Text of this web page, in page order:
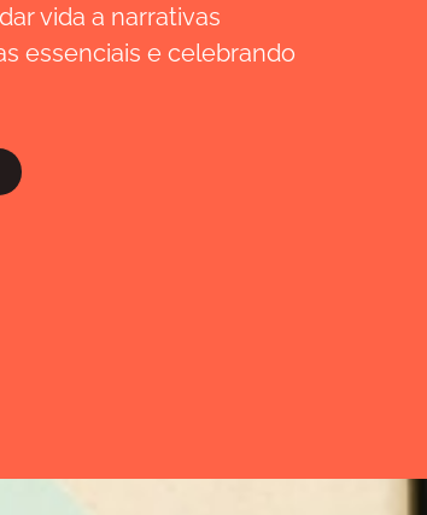
vida a narrativas
essenciais e celebrando